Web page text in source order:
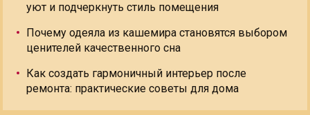
уют и подчеркнуть стиль помещения
Почему одеяла из кашемира становятся выбором
ценителей качественного сна
Как создать гармоничный интерьер после
ремонта: практические советы для дома